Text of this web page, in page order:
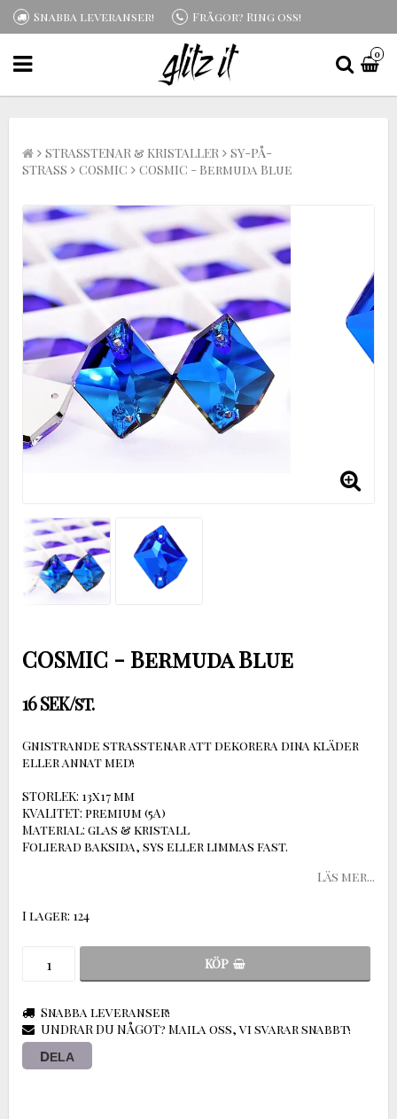
Snabba leveranser! Frågor? Ring oss!
0
STRASSTENAR & KRISTALLER
SY-PÅ-
STRASS
COSMIC COSMIC - Bermuda Blue
COSMIC - Bermuda Blue
16 SEK/st.
Gnistrande strasstenar att dekorera dina kläder
eller annat med!
STORLEK: 13x17 mm
KVALITET: premium (5A)
Material: glas & kristall
Folierad baksida, sys eller limmas fast.
Läs mer...
I lager: 124
KÖP
Snabba leveranser!
UNDRAR DU NÅGOT? Maila oss, vi svarar snabbt!
DELA